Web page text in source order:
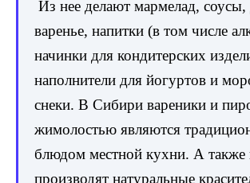
Из нее делают мармелад,
варенье, напитки (в том числе
начинки для кондитерских
наполнители для йогуртов и
снеки. В Сибири вареники и
жимолостью являются
блюдом местной кухни. А также
производят натуральные